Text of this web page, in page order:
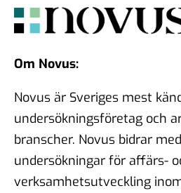
Om Novus:
Novus är Sveriges mest
undersökningsföretag och
branscher. Novus bidrar
undersökningar för affärs-
verksamhetsutveckling